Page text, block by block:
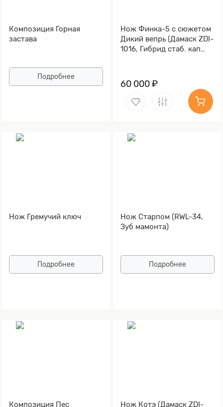
Композиция Горная
застава
Подробнее
Нож Финка-5 с сюжетом
Дикий вепрь (Дамаск ZDI-
1016, Гибрид стаб. кап
60 000 ₽
Нож Гремучий ключ
Подробнее
Нож Старпом (RWL-34,
Зуб мамонта)
Подробнее
Композиция Пес Нож Котэ (Дамаск ZDI-